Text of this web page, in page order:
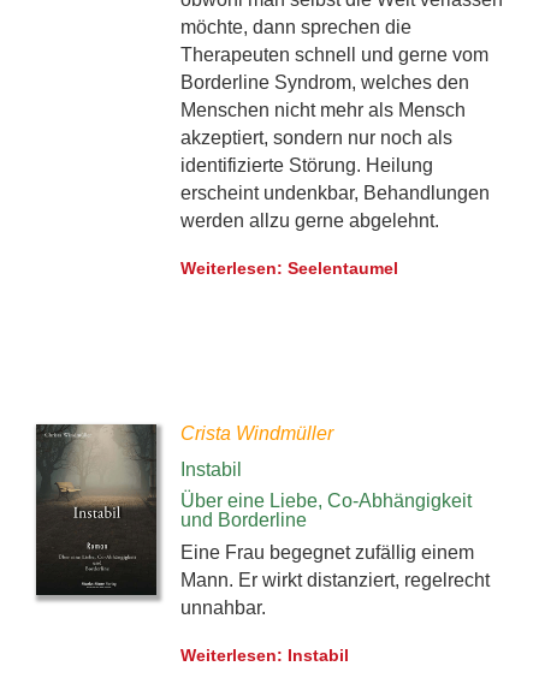
möchte, dann sprechen die
Therapeuten schnell und gerne vom
Borderline Syndrom, welches den
Menschen nicht mehr als Mensch
akzeptiert, sondern nur noch als
identifizierte Störung. Heilung
erscheint undenkbar, Behandlungen
werden allzu gerne abgelehnt.
Weiterlesen: Seelentaumel
Crista Windmüller
Instabil
Über eine Liebe, Co-Abhängigkeit
und Borderline
Eine Frau begegnet zufällig einem
Mann. Er wirkt distanziert, regelrecht
unnahbar.
Weiterlesen: Instabil